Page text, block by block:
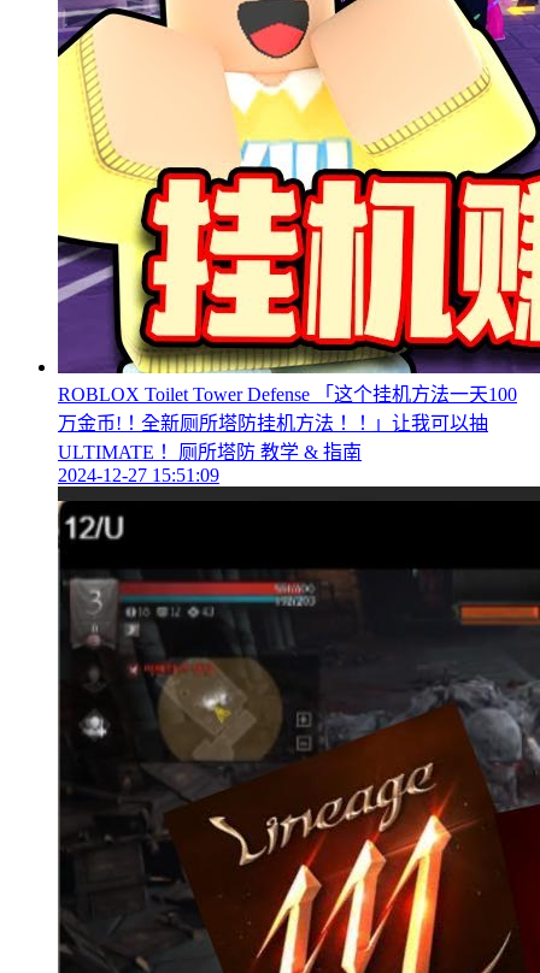
ROBLOX Toilet Tower Defense 「这个挂机方法一天100
万金币!！全新厕所塔防挂机方法！！」让我可以抽
ULTIMATE！ 厕所塔防 教学 & 指南
2024-12-27 15:51:09